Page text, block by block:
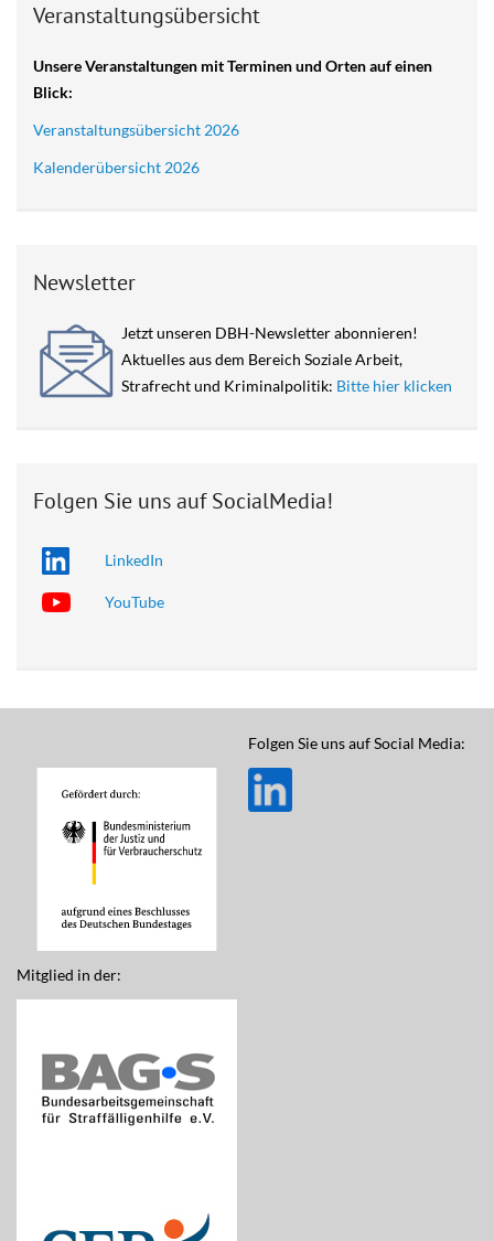
Veranstaltungsübersicht
Unsere Veranstaltungen mit Terminen und Orten auf einen
Blick:
Veranstaltungsübersicht 2026
Kalenderübersicht 2026
Newsletter
Jetzt unseren DBH-Newsletter abonnieren!
Aktuelles aus dem Bereich Soziale Arbeit,
Strafrecht und Kriminalpolitik: Bitte hier klicken
Folgen Sie uns auf SocialMedia!
LinkedIn
YouTube
Mitglied in der:
Folgen Sie uns auf Social Media: